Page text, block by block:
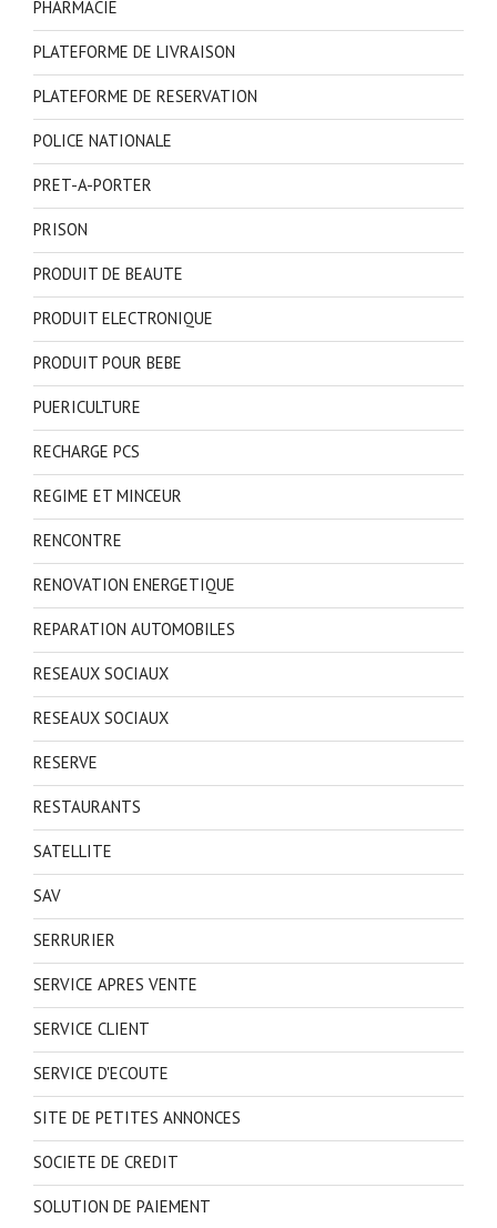
PHARMACIE
PLATEFORME DE LIVRAISON
PLATEFORME DE RESERVATION
POLICE NATIONALE
PRET-A-PORTER
PRISON
PRODUIT DE BEAUTE
PRODUIT ELECTRONIQUE
PRODUIT POUR BEBE
PUERICULTURE
RECHARGE PCS
REGIME ET MINCEUR
RENCONTRE
RENOVATION ENERGETIQUE
REPARATION AUTOMOBILES
RESEAUX SOCIAUX
RESEAUX SOCIAUX
RESERVE
RESTAURANTS
SATELLITE
SAV
SERRURIER
SERVICE APRES VENTE
SERVICE CLIENT
SERVICE D'ECOUTE
SITE DE PETITES ANNONCES
SOCIETE DE CREDIT
SOLUTION DE PAIEMENT